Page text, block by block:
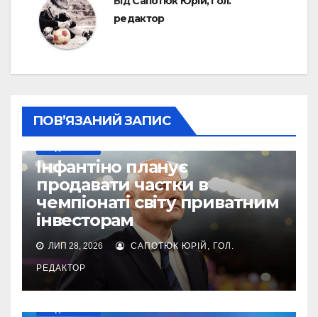
редактор
ПОВ’ЯЗАНИЙ ЗАПИС
Інфантіно планує
продавати частки в
чемпіонаті світу приватним
інвесторам
ЛИП 28, 2026 САПОТЮК ЮРІЙ, ГОЛ.
РЕДАКТОР